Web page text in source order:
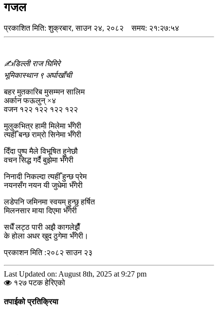
गजल
प्रकाशित मिति:शुक्रबार, साउन २४, २०८२ समय: २१:२७:५४
✍️डिल्ली राज घिमिरे
भूमिकास्थान ९ अर्घाखाँची
बहर मुतकारिब मुसम्मन सालिम
अर्कान फऊलुन् ×४
वजन १२२ १२२ १२२ १२२
मुलुकभित्र हामी मिलेमा भँगेरी
त्यहीँ बन्छ राम्रो सिनेमा भँगेरी
दिँदा पुष्प मैले विभूषित हुनेछौ
वचन सिद्ध गर्दै बुझेमा भँगेरी
निनादी निकल्दा त्यहीँ हुन्छ प्रेम
नयनसँग नयन यी जुधेमा भँगेरी
लडेपनि जमिनमा स्वयम् हुन्छु हर्षित
मिलनसार माया दिएमा भँगेरी
सधैँ लट्ठ पारी अझै कागलेझैँ
के होला अधर खुद ठुगेमा भँगेरी।
प्रकाशन मिति :२०८२ साउन २३
Last Updated on: August 8th, 2025 at 9:27 pm
१२७ पटक हेरिएको
तपाईको प्रतिक्रिया